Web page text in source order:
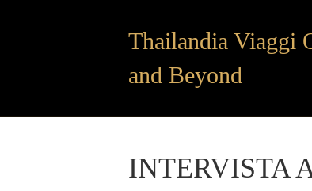
Thailandia Viaggi
and Beyond
INTERVISTA